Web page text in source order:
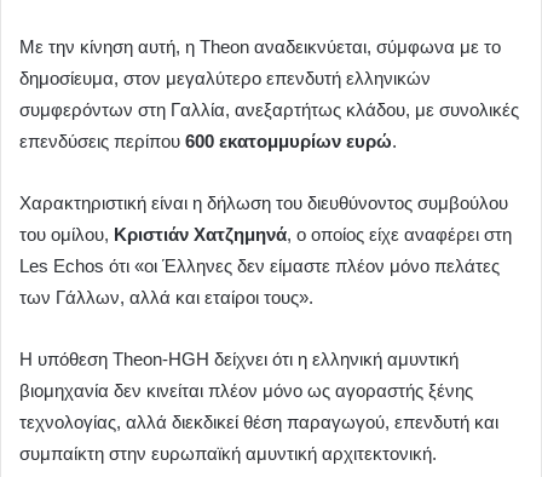
Με την κίνηση αυτή, η Theon αναδεικνύεται, σύμφωνα με το
δημοσίευμα, στον μεγαλύτερο επενδυτή ελληνικών
συμφερόντων στη Γαλλία, ανεξαρτήτως κλάδου, με συνολικές
επενδύσεις περίπου 600 εκατομμυρίων ευρώ.
Χαρακτηριστική είναι η δήλωση του διευθύνοντος συμβούλου
του ομίλου, Κριστιάν Χατζημηνά, ο οποίος είχε αναφέρει στη
Les Echos ότι «οι Έλληνες δεν είμαστε πλέον μόνο πελάτες
των Γάλλων, αλλά και εταίροι τους».
Η υπόθεση Theon-HGH δείχνει ότι η ελληνική αμυντική
βιομηχανία δεν κινείται πλέον μόνο ως αγοραστής ξένης
τεχνολογίας, αλλά διεκδικεί θέση παραγωγού, επενδυτή και
συμπαίκτη στην ευρωπαϊκή αμυντική αρχιτεκτονική.